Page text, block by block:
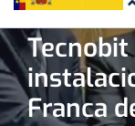
La
Franca